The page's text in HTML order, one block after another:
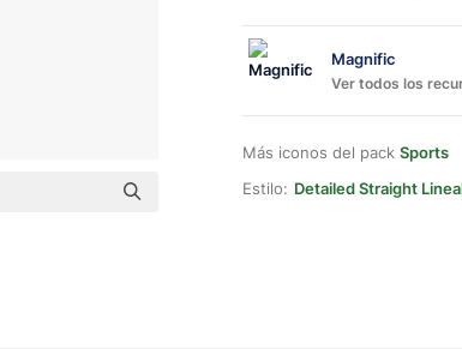
Magnific
Ver todos los
Más iconos del pack Sports
Estilo: Detailed Straight